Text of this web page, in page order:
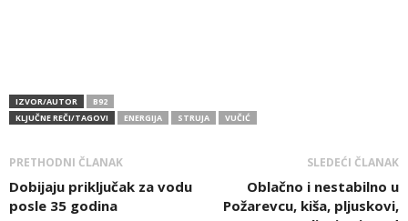
IZVOR/AUTOR
B92
KLJUČNE REČI/TAGOVI
ENERGIJA STRUJA VUČIĆ
PRETHODNI ČLANAK
Dobijaju priključak za vodu
posle 35 godina
SLEDEĆI ČLANAK
Oblačno i nestabilno u
Požarevcu, kiša, pljuskovi,